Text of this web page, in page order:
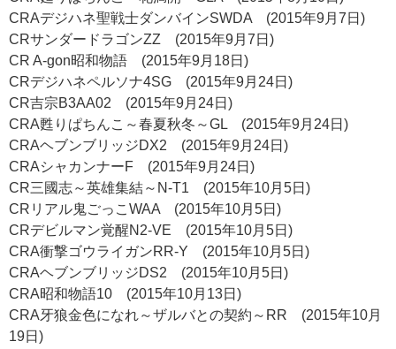
CRAデジハネ聖戦士ダンバインSWDA (2015年9月7日)
CRサンダードラゴンZZ (2015年9月7日)
CR A-gon昭和物語 (2015年9月18日)
CRデジハネペルソナ4SG (2015年9月24日)
CR吉宗B3AA02 (2015年9月24日)
CRA甦りぱちんこ～春夏秋冬～GL (2015年9月24日)
CRAヘブンブリッジDX2 (2015年9月24日)
CRAシャカンナーF (2015年9月24日)
CR三國志～英雄集結～N-T1 (2015年10月5日)
CRリアル鬼ごっこWAA (2015年10月5日)
CRデビルマン覚醒N2-VE (2015年10月5日)
CRA衝撃ゴウライガンRR-Y (2015年10月5日)
CRAヘブンブリッジDS2 (2015年10月5日)
CRA昭和物語10 (2015年10月13日)
CRA牙狼金色になれ～ザルバとの契約～RR (2015年10月
19日)